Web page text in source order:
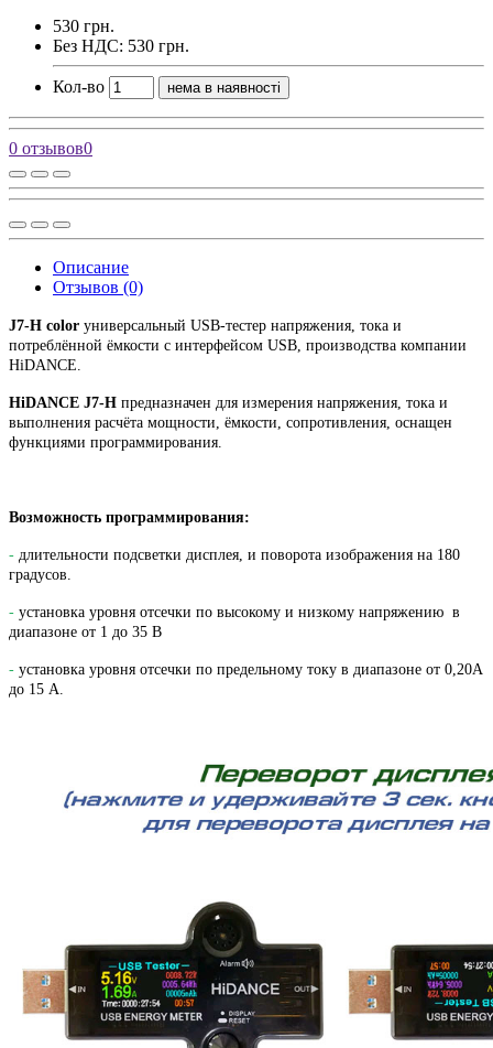
530 грн.
Без НДС: 530 грн.
Кол-во нема в наявності
0 отзывов0
Описание
Отзывов (0)
J7-H color универсальный USB-тестер напряжения, тока и
потреблённой ёмкости с интерфейсом USB, производства компании
HiDANCE.
HiDANCE J7-H предназначен для измерения напряжения, тока и
выполнения расчёта мощности, ёмкости, сопротивления, оснащен
функциями программирования.
Возможность программирования:
- длительности подсветки дисплея, и поворота изображения на 180
градусов.
- установка уровня отсечки по высокому и низкому напряжению в
диапазоне от 1 до 35 В
- установка уровня отсечки по предельному току в диапазоне от 0,20А
до 15 А.